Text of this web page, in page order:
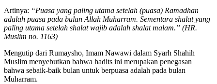
Artinya: “Puasa yang paling utama setelah (puasa) Ramadhan
adalah puasa pada bulan Allah Muharram. Sementara shalat yang
paling utama setelah shalat wajib adalah shalat malam.” (HR.
Muslim no. 1163)
Mengutip dari Rumaysho, Imam Nawawi dalam Syarh Shahih
Muslim menyebutkan bahwa hadits ini merupakan penegasan
bahwa sebaik-baik bulan untuk berpuasa adalah pada bulan
Muharram.